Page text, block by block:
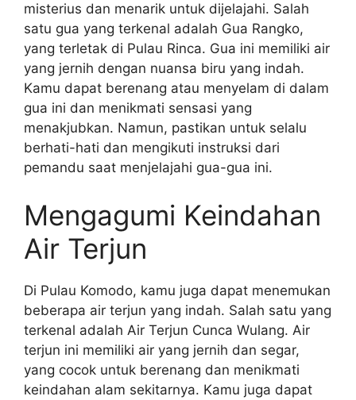
misterius dan menarik untuk dijelajahi. Salah
satu gua yang terkenal adalah Gua Rangko,
yang terletak di Pulau Rinca. Gua ini memiliki air
yang jernih dengan nuansa biru yang indah.
Kamu dapat berenang atau menyelam di dalam
gua ini dan menikmati sensasi yang
menakjubkan. Namun, pastikan untuk selalu
berhati-hati dan mengikuti instruksi dari
pemandu saat menjelajahi gua-gua ini.
Mengagumi Keindahan
Air Terjun
Di Pulau Komodo, kamu juga dapat menemukan
beberapa air terjun yang indah. Salah satu yang
terkenal adalah Air Terjun Cunca Wulang. Air
terjun ini memiliki air yang jernih dan segar,
yang cocok untuk berenang dan menikmati
keindahan alam sekitarnya. Kamu juga dapat